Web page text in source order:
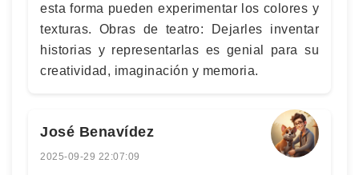
esta forma pueden experimentar los colores y
texturas. Obras de teatro: Dejarles inventar
historias y representarlas es genial para su
creatividad, imaginación y memoria.
José Benavídez
2025-09-29 22:07:09